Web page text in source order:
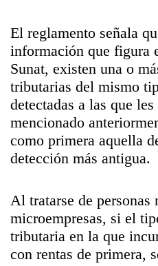
El reglamento señala
información que figura
Sunat, existen una o
tributarias del mismo
detectadas a las que
mencionado
como primera aquella
detección más antigua.
Al tratarse de personas
microempresas, si el
tributaria en la que
con rentas de primera,